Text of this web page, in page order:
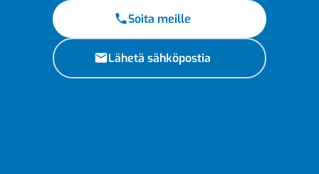
Soita meille
Lähetä sähköpostia